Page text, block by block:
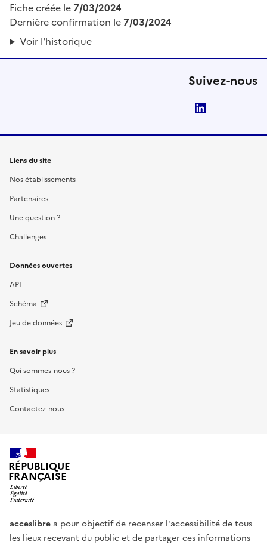
Fiche créée le 7/03/2024
Dernière confirmation le 7/03/2024
Voir l'historique
Suivez-nous
Liens du site
Nos établissements
Partenaires
Une question ?
Challenges
Données ouvertes
API
Schéma
Jeu de données
En savoir plus
Qui sommes-nous ?
Statistiques
Contactez-nous
RÉPUBLIQUE
FRANÇAISE
acceslibre a pour objectif de recenser l'accessibilité de tous
les lieux recevant du public et de partager ces informations